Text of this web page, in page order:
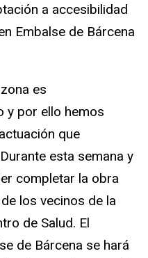
a accesibilidad
Embalse de Bárcena
es
y por ello hemos
que
esta semana y
completar la obra
los vecinos de la
de Salud. El
de Bárcena se hará